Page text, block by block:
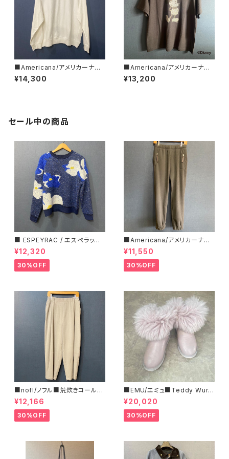
■Americana/アメリカーナ■
リバースウィーブ L/S T■BRF-
752A/1■
¥14,300
■Americana/アメリカーナ■
Mickey Mouse/ミッキーマウ
ス/プリントT■BRF-789A/3■
¥13,200
セール中の商品
■ ESPEYRAC / エスぺラック
■ フラワーモチーフニット■YE
LLOW & NAVY■ 超カワイイ！
¥12,320
30%OFF
■Americana/アメリカーナ■
マイクロフリース・イージーパン
ツ■
¥11,550
30%OFF
■nofl/ノフル■荒炊きコール天
テーパードパンツ■ゆるっとバ
ルーンシルエット
¥12,166
30%OFF
■EMU/エミュ■Teddy Wurr
en■撥水サイドジッパーブーツ
¥20,020
30%OFF